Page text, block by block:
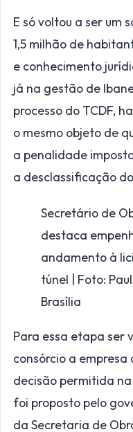
E só voltou a ser um
1,5 milhão de
e conhecimento
já na gestão de
processo do TCDF,
o mesmo objeto de
a penalidade
a desclassificação
Secretário de
destaca
andamento à
túnel | Foto:
Brasília
Para essa etapa ser
consórcio a
decisão permitida
foi proposto pelo
da Secretaria de